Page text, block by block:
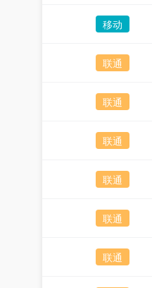
移动
联通
联通
联通
联通
联通
联通